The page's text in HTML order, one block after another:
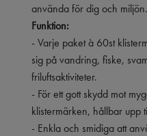
använda för dig och miljön.
Funktion:
- Varje paket à 60st
sig på vandring, fiske,
friluftsaktiviteter.
- För ett gott skydd mot
klistermärken, hållbar
- Enkla och smidiga att